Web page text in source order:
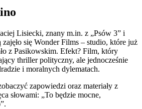
Lisiecki, znany m.in. z „Psów 3” i
się Wonder Films – studio, które już
z Pasikowskim. Efekt? Film, który
thriller polityczny, ale jednocześnie
i moralnych dylematach.
zapowiedzi oraz materiały z
słowami: „To będzie mocne,